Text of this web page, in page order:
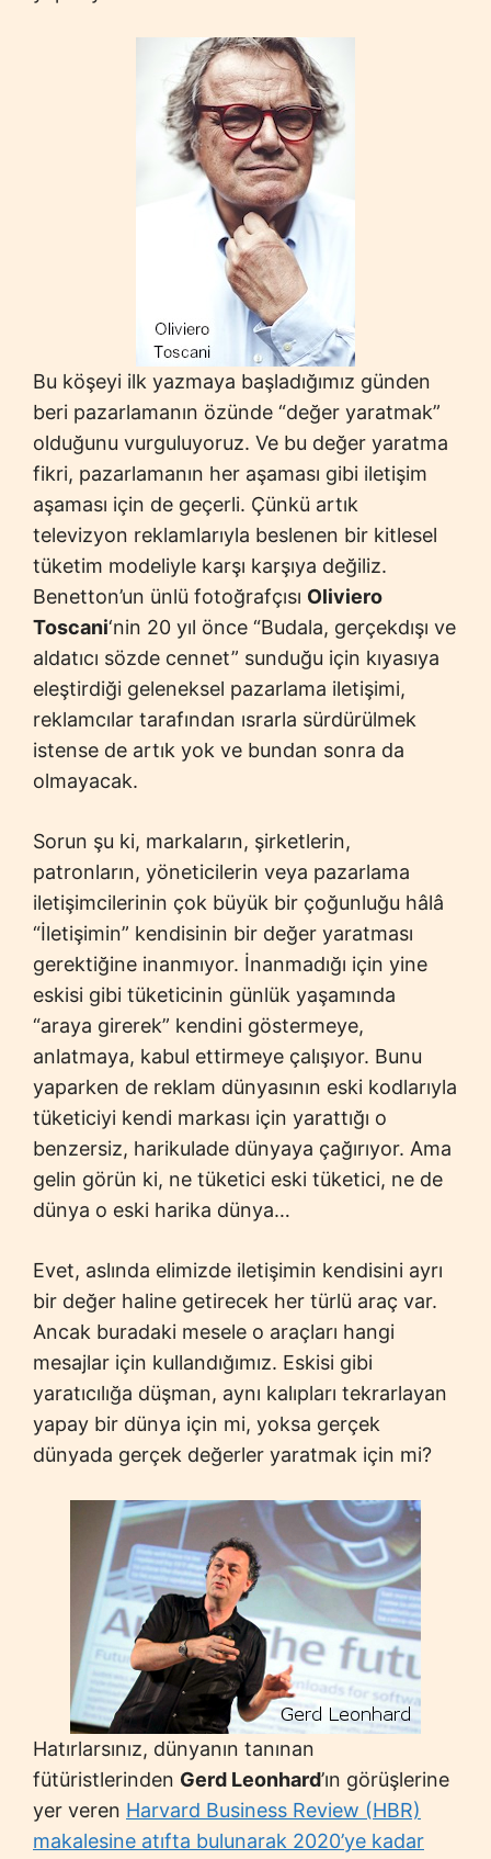
Bu köşeyi ilk yazmaya başladığımız günden
beri pazarlamanın özünde “değer yaratmak”
olduğunu vurguluyoruz. Ve bu değer yaratma
fikri, pazarlamanın her aşaması gibi iletişim
aşaması için de geçerli. Çünkü artık
televizyon reklamlarıyla beslenen bir kitlesel
tüketim modeliyle karşı karşıya değiliz.
Benetton’un ünlü fotoğrafçısı Oliviero
Toscani‘nin 20 yıl önce “Budala, gerçekdışı ve
aldatıcı sözde cennet” sunduğu için kıyasıya
eleştirdiği geleneksel pazarlama iletişimi,
reklamcılar tarafından ısrarla sürdürülmek
istense de artık yok ve bundan sonra da
olmayacak.
Sorun şu ki, markaların, şirketlerin,
patronların, yöneticilerin veya pazarlama
iletişimcilerinin çok büyük bir çoğunluğu hâlâ
“İletişimin” kendisinin bir değer yaratması
gerektiğine inanmıyor. İnanmadığı için yine
eskisi gibi tüketicinin günlük yaşamında
“araya girerek” kendini göstermeye,
anlatmaya, kabul ettirmeye çalışıyor. Bunu
yaparken de reklam dünyasının eski kodlarıyla
tüketiciyi kendi markası için yarattığı o
benzersiz, harikulade dünyaya çağırıyor. Ama
gelin görün ki, ne tüketici eski tüketici, ne de
dünya o eski harika dünya…
Evet, aslında elimizde iletişimin kendisini ayrı
bir değer haline getirecek her türlü araç var.
Ancak buradaki mesele o araçları hangi
mesajlar için kullandığımız. Eskisi gibi
yaratıcılığa düşman, aynı kalıpları tekrarlayan
yapay bir dünya için mi, yoksa gerçek
dünyada gerçek değerler yaratmak için mi?
Hatırlarsınız, dünyanın tanınan
fütüristlerinden Gerd Leonhard’ın görüşlerine
yer veren Harvard Business Review (HBR)
makalesine atıfta bulunarak 2020’ye kadar